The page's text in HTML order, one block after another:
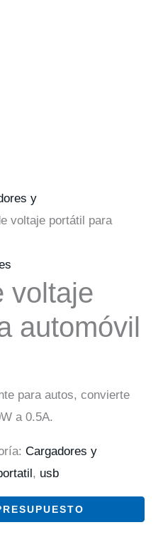
y
voltaje portátil para
voltaje
automóvil
para autos, convierte
a 0.5A.
Cargadores y
, usb